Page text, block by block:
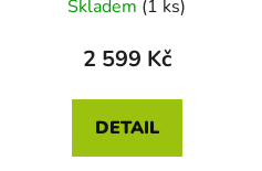
Skladem (1 ks)
2 599 Kč
DETAIL